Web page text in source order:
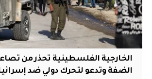
الخارجية الفلسطينية تحذر من
الضفة وتدعو لتحرك دولي ضد